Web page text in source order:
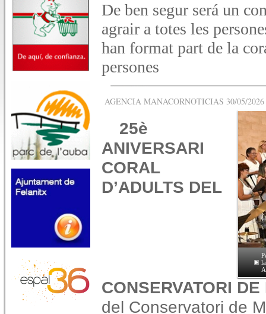
De ben segur será un
agrair a totes les
han format part de la
persones
AGENCIA MANACORNOTICIAS 30/05/
25è
ANIVERSARI
CORAL
D’ADULTS DEL
CONSERVATORI
del Conservatori de